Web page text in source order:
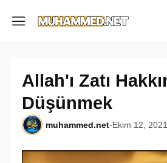
Allah'ı Zatı
Düşünmek
muhammed.net-Ekim 12, 2021